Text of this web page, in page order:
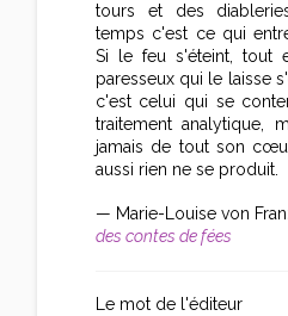
tours et des
temps c'est ce qui
Si le feu s'éteint, tout
paresseux qui le laisse
c'est celui qui se
traitement analytique,
jamais de tout son
aussi rien ne se produit.
— Marie-Louise von
des contes de fées
Le mot de l'éditeur